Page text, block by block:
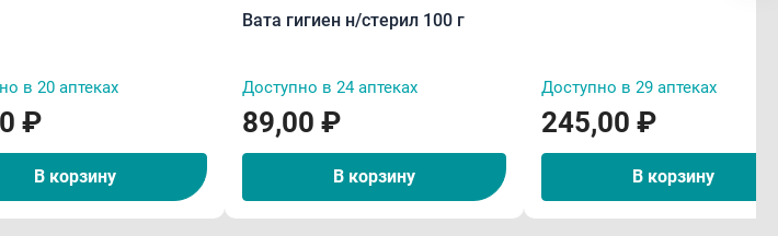
в 20 аптеках
₽
В корзину
Вата гигиен н/стерил 100 г
Доступно в 24 аптеках
89,00 ₽
В корзину
Доступно в 29 аптеках
245,00 ₽
В корзину